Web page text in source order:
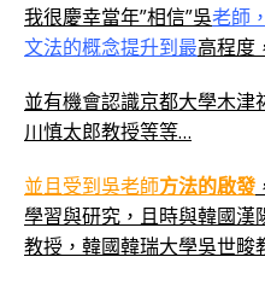
我很慶幸當年”相信”吳老師
文法的概念提升到最高程度
並有機會認識京都大學木
川慎太郎教授等等…
並且受到吳老師方法的啟發
學習與研究，且時與韓國漢
教授，韓國韓瑞大學吳世畯